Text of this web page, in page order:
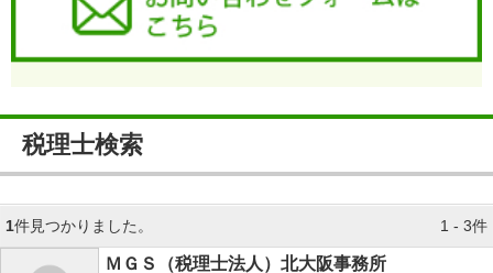
税理士検索
1件見つかりました。 1 - 3件
ＭＧＳ（税理士法人）北大阪事務所